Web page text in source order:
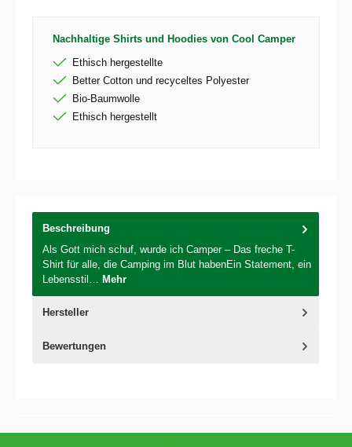
Nachhaltige Shirts und Hoodies von Cool Camper
Ethisch hergestellte
Better Cotton und recyceltes Polyester
Bio-Baumwolle
Ethisch hergestellt
Beschreibung
Als Gott mich schuf, wurde ich Camper – Das freche T-
Shirt für alle, die Camping im Blut habenEin Statement, ein
Lebensstil… Mehr
Hersteller
Bewertungen